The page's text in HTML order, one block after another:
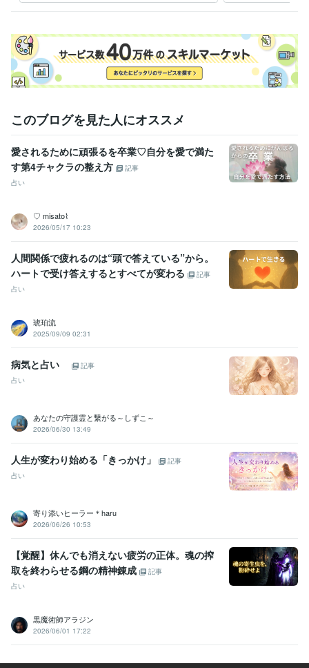
～
～
このブログを見た人にオススメ
愛されるために頑張るを卒業♡自分を愛で満た
す第4チャクラの整え方
記事
占い
‎‪♡ ‬misato⌇
2026/05/17 10:23
人間関係で疲れるのは“頭で答えている”から。
ハートで受け答えするとすべてが変わる
記事
占い
琥珀流
2025/09/09 02:31
病気と占い
記事
占い
あなたの守護霊と繋がる～しずこ～
2026/06/30 13:49
人生が変わり始める「きっかけ」
記事
占い
寄り添いヒーラー＊haru
2026/06/26 10:53
【覚醒】休んでも消えない疲労の正体。魂の搾
取を終わらせる鋼の精神錬成
記事
占い
黒魔術師アラジン
2026/06/01 17:22